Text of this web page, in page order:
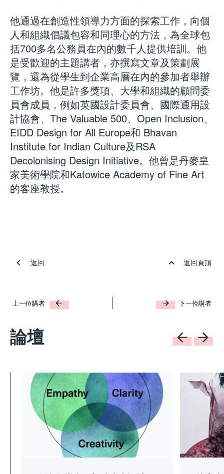
他通過在創造性領導力方面的探索工作，向個
人和組織倡議包容和同理心的方法，為全球包
括700多名公務員在內的數千人提供培訓。他
是受歡迎的主題講者，亦撰寫文章及策劃展
覽，還為從學生到企業高層在內的參加者舉辦
工作坊。他是許多獎項、大學和組織的顧問委
員會成員，例如英國設計委員會、國際通用設
計協會、The Valuable 500、Open Inclusion、
EIDD Design for All Europe和 Bhavan
Institute for Indian Culture及RSA
Decolonising Design Initiative。他曾是丹麥皇
家美術學院和Katowice Academy of Fine Art
的客座教授。
返回 返回頁頂
上一位講者 下一位講者
論壇